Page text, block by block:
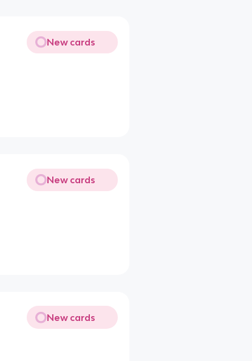
New cards
New cards
New cards